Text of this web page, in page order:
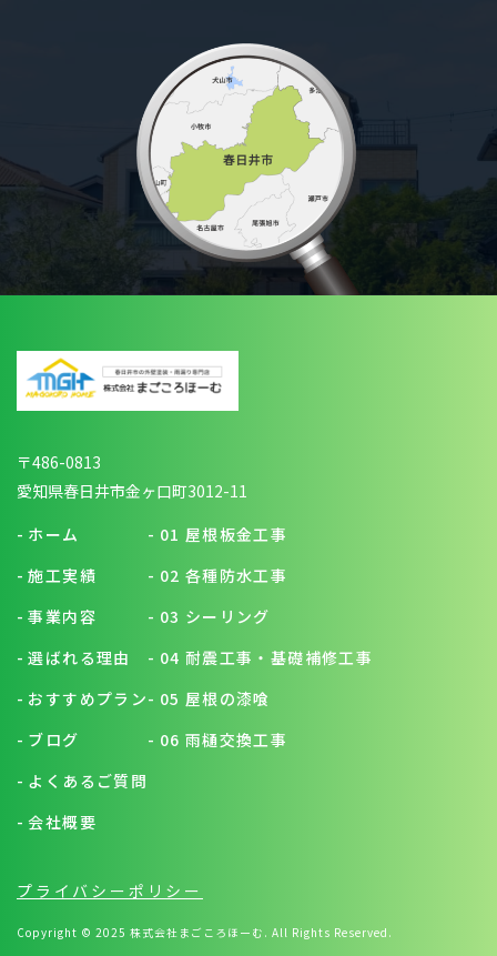
〒486-0813
愛知県春日井市金ヶ口町3012-11
- ホーム
- 施工実績
- 事業内容
- 選ばれる理由
- おすすめプラン
- ブログ
- よくあるご質問
- 会社概要
- 01 屋根板金工事
- 02 各種防水工事
- 03 シーリング
- 04 耐震工事・基礎補修工事
- 05 屋根の漆喰
- 06 雨樋交換工事
プライバシーポリシー
Copyright © 2025 株式会社まごころほーむ. All Rights Reserved.